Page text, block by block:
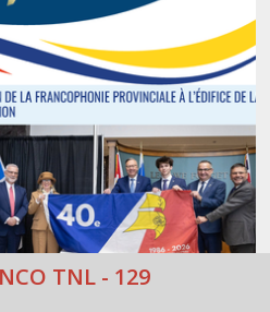
TNL - 129